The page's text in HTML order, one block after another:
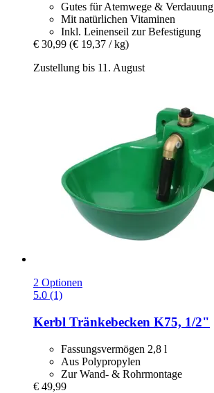
Gutes für Atemwege & Verdauung
Mit natürlichen Vitaminen
Inkl. Leinenseil zur Befestigung
€ 30,99 (€ 19,37 / kg)
Zustellung bis 11. August
2 Optionen
5.0 (1)
Kerbl Tränkebecken K75, 1/2"
Fassungsvermögen 2,8 l
Aus Polypropylen
Zur Wand- & Rohrmontage
€ 49,99